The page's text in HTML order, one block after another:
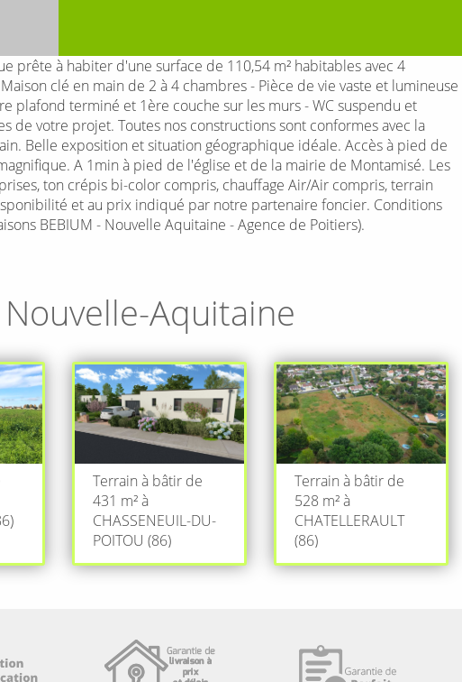
prête à habiter d'une surface de 110,54 m² habitables avec 4
clé en main de 2 à 4 chambres - Pièce de vie vaste et lumineuse
plafond terminé et 1ère couche sur les murs - WC suspendu et
de votre projet. Toutes nos constructions sont conformes avec la
Belle exposition et situation géographique idéale. Accès à pied de
A 1min à pied de l'église et de la mairie de Montamisé. Les
ton crépis bi-color compris, chauffage Air/Air compris, terrain
et au prix indiqué par notre partenaire foncier. Conditions
BEBIUM - Nouvelle Aquitaine - Agence de Poitiers).
Nouvelle-Aquitaine
Terrain à bâtir de
431 m² à
CHASSENEUIL-DU-
POITOU (86)
Terrain à bâtir de
528 m² à
CHATELLERAULT
(86)